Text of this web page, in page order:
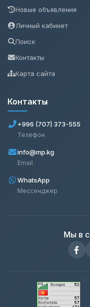
Новые объявления
Личный кабинет
Поиск
Контакты
Карта сайта
Контакты
+996 (707) 373-555
Телефон
info@mp.kg
Email
WhatsApp
Мессенджер
Мы в